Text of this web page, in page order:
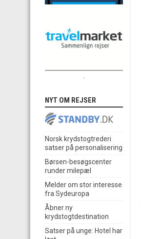
NYT OM REJSER
Norsk krydstogtrederi
satser på personalisering
Børsen-besøgscenter
runder milepæl
Melder om stor interesse
fra Sydeuropa
Åbner ny
krydstogtdestination
Satser på unge: Hotel har